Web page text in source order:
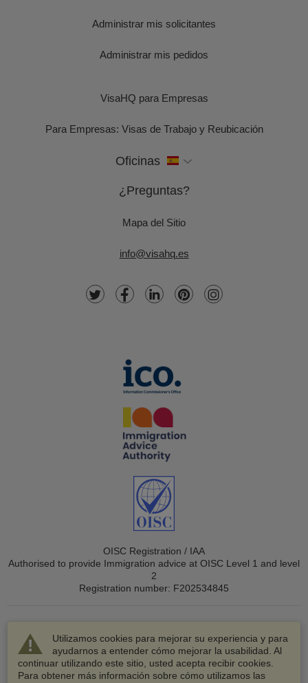
Utilizamos cookies para mejorar su experiencia y para
ayudarnos a entender cómo mejorar la usabilidad. Al
continuar utilizando este sitio, usted acepta recibir cookies.
Para obtener más información sobre cómo utilizamos las
Administrar mis solicitantes
Administrar mis pedidos
VisaHQ para Empresas
Para Empresas: Visas de Trabajo y Reubicación
Oficinas
¿Preguntas?
Mapa del Sitio
info@visahq.es
OISC Registration / IAA
Authorised to provide Immigration advice at OISC Level 1 and level
2
Registration number: F202534845
© 2003-2026 VisaHQ.com, Inc. Todos los derechos